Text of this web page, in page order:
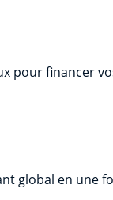
pour financer
global en une